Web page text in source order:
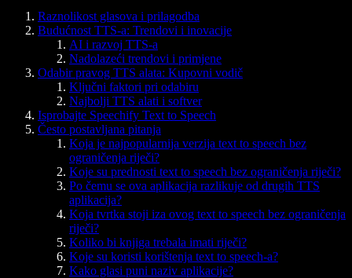
Raznolikost glasova i prilagodba
Budućnost TTS-a: Trendovi i inovacije
AI i razvoj TTS-a
Nadolazeći trendovi i primjene
Odabir pravog TTS alata: Kupovni vodič
Ključni faktori pri odabiru
Najbolji TTS alati i softver
Isprobajte Speechify Text to Speech
Često postavljana pitanja
Koja je najpopularnija verzija text to speech bez
ograničenja riječi?
Koje su prednosti text to speech bez ograničenja riječi?
Po čemu se ova aplikacija razlikuje od drugih TTS
aplikacija?
Koja tvrtka stoji iza ovog text to speech bez ograničenja
riječi?
Koliko bi knjiga trebala imati riječi?
Koje su koristi korištenja text to speech-a?
Kako glasi puni naziv aplikacije?